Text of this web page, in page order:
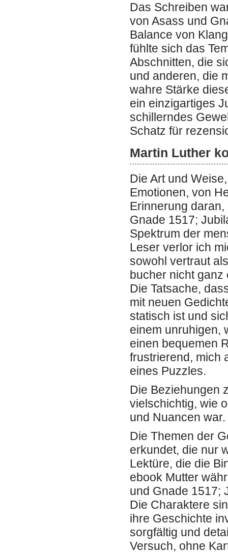
Das Schreiben
von Asass und
Balance von
fühlte sich das
Abschnitten, die
und anderen, die
wahre Stärke
ein einzigartiges
schillerndes
Schatz für
Martin Luther
Die Art und
Emotionen, von
Erinnerung
Gnade 1517;
Spektrum der
Leser verlor ich
sowohl vertraut
bucher nicht ganz
Die Tatsache,
mit neuen
statisch ist und
einem unruhigen,
einen bequemen
frustrierend, mich
eines Puzzles.
Die Beziehungen
vielschichtig, wie
und Nuancen war.
Die Themen der
erkundet, die nur
Lektüre, die die
ebook Mutter
und Gnade 1517;
Die Charaktere
ihre Geschichte
sorgfältig und
Versuch, ohne